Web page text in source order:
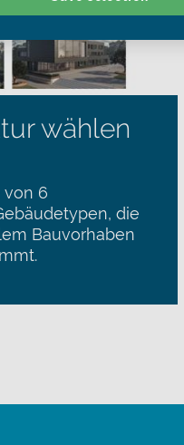
wählen
von 6
die
Bauvorhaben